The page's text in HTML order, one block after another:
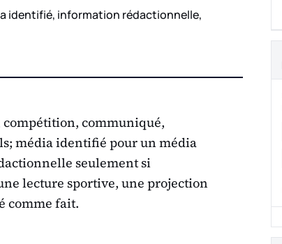
identifié, information rédactionnelle,
communiqué,
média identifié pour un média
seulement si
lecture sportive, une projection
comme fait.